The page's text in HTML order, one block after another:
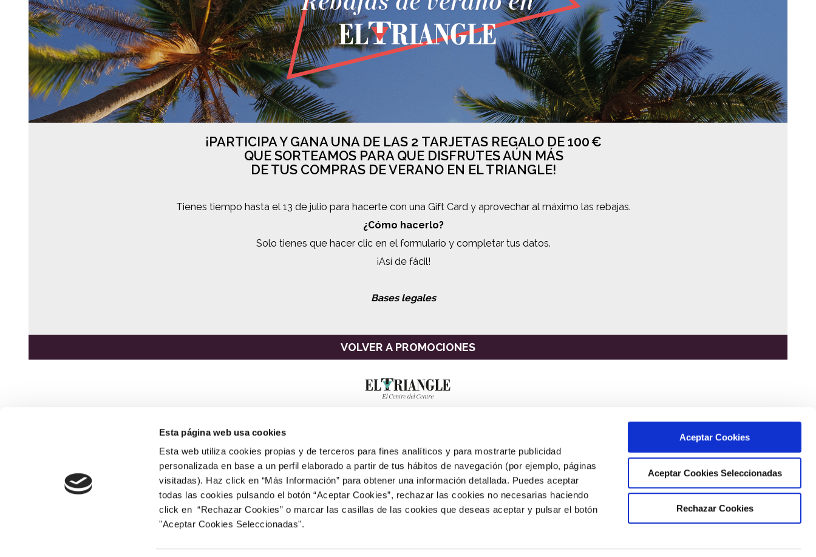
Esta página web usa cookies
Esta web utiliza cookies propias y de terceros para fines analíticos y para mostrarte publicidad
personalizada en base a un perfil elaborado a partir de tus hábitos de navegación (por ejemplo, páginas
visitadas). Haz click en “Más Información” para obtener una información detallada. Puedes aceptar
todas las cookies pulsando el botón “Aceptar Cookies”, rechazar las cookies no necesarias haciendo
click en “Rechazar Cookies” o marcar las casillas de las cookies que deseas aceptar y pulsar el botón
"Aceptar Cookies Seleccionadas".
Aceptar Cookies
Aceptar Cookies Seleccionadas
Rechazar Cookies
¡PARTICIPA Y GANA UNA DE LAS 2 TARJETAS REGALO DE 100€
QUE SORTEAMOS PARA QUE DISFRUTES AÚN MÁS
DE TUS COMPRAS DE VERANO EN EL TRIANGLE!
Tienes tiempo hasta el 13 de julio para hacerte con una Gift Card y aprovechar al máximo las rebajas.
¿Cómo hacerlo?
Solo tienes que hacer clic en el formulario y completar tus datos.
¡Así de fácil!
Bases legales
VOLVER A PROMOCIONES
NEWSLETTER APÚNTATE AQUÍ